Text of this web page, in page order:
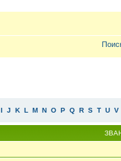
I J K L M N O P Q R S T U V